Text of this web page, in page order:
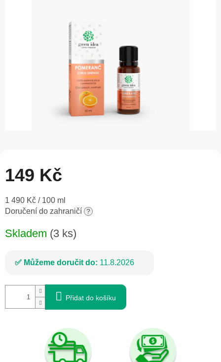
149 Kč
Měrná
cena:
1 490 Kč / 100 ml
Doručení do zahraničí ?
Skladem (3 ks)
Můžeme doručit do: 11.8.2026
Přidat do košíku